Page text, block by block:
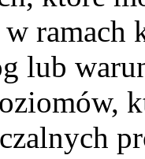
w
lub